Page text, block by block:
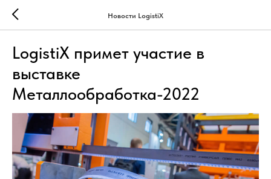
Новости LogistiX
LogistiX примет участие в
выставке
Металлообработка-2022